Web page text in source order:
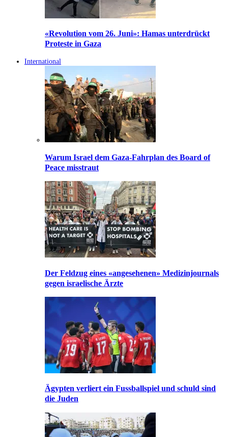
«Revolution vom 26. Juni»: Hamas unterdrückt
Proteste in Gaza
International
Warum Israel dem Gaza-Fahrplan des Board of
Peace misstraut
Der Feldzug eines «angesehenen» Medizinjournals
gegen israelische Ärzte
Ägypten verliert ein Fussballspiel und schuld sind
die Juden